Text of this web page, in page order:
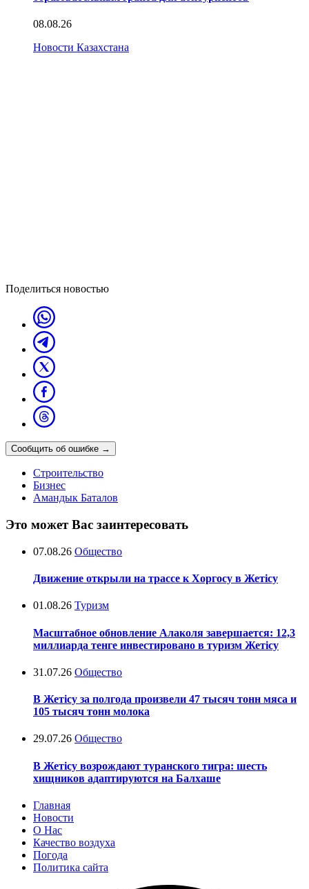
08.08.26
Новости Казахстана
Поделиться новостью
Сообщить об ошибке →
Строительство
Бизнес
Амандык Баталов
Это может Вас заинтересовать
07.08.26 Общество
Движение открыли на трассе к Хоргосу в Жетісу
01.08.26 Туризм
Масштабное обновление Алаколя завершается: 12,3
миллиарда тенге инвестировано в туризм Жетісу
31.07.26 Общество
В Жетісу за полгода произвели 47 тысяч тонн мяса и
105 тысяч тонн молока
29.07.26 Общество
В Жетісу возрождают туранского тигра: шесть
хищников адаптируются на Балхаше
Главная
Новости
О Нас
Качество воздуха
Погода
Политика сайта